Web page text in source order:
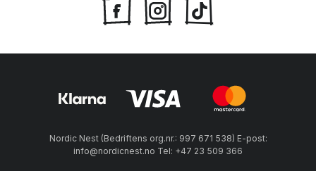
Nordic Nest (Bedriftens org.nr.: 997 671 538) E-post:
info@nordicnest.no Tel: +47 23 509 366